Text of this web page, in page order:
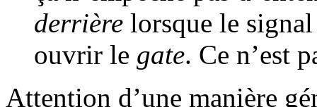
derrière lorsque le
ouvrir le gate. Ce n’est
Attention d’une manière